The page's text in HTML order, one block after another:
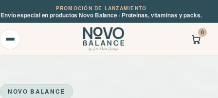
PROMOCIÓN DE LANZAMIENTO
Envío especial en productos Novo Balance · Proteínas, vitaminas y packs.
0
NOVO BALANCE